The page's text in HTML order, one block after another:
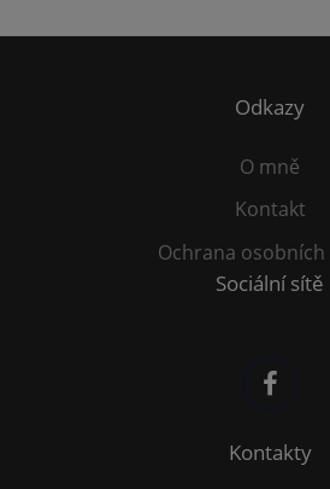
Odkazy
O mně
Kontakt
Ochrana
Sociální sítě
Kontakty